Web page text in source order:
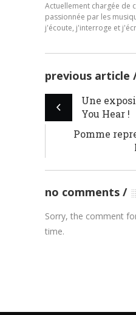
Actuellement chargée de
passionnée par les
j'écoute, j'interroge et
previous article
Une
You Hear !
Pomme
no comments
Sorry, the comment
time.